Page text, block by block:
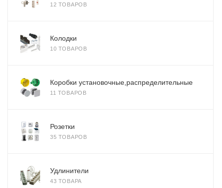
12 ТОВАРОВ
Колодки
10 ТОВАРОВ
Коробки установочные,распределительные
11 ТОВАРОВ
Розетки
35 ТОВАРОВ
Удлинители
43 ТОВАРА